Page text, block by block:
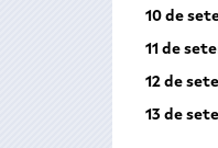
10 de
11 de
12 de
13 de